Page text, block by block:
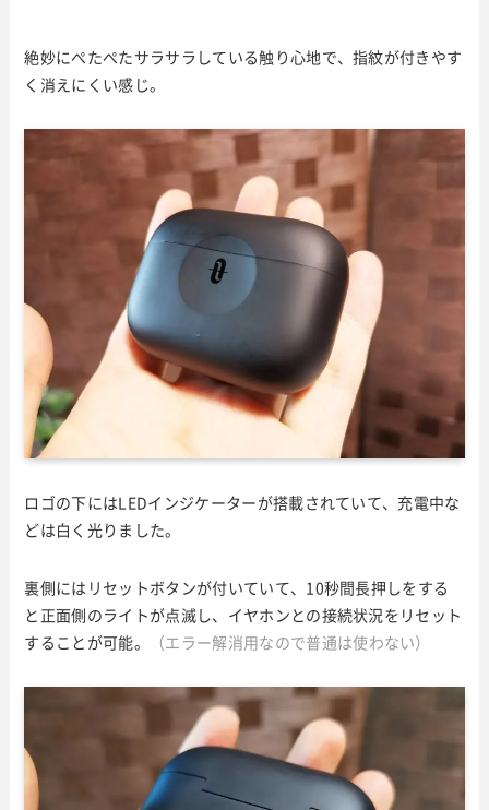
絶妙にぺたぺたサラサラしている触り心地で、指紋が付きやす
く消えにくい感じ。
ロゴの下にはLEDインジケーターが搭載されていて、充電中な
どは白く光りました。
裏側にはリセットボタンが付いていて、10秒間長押しをする
と正面側のライトが点滅し、イヤホンとの接続状況をリセット
することが可能。
（エラー解消用なので普通は使わない）